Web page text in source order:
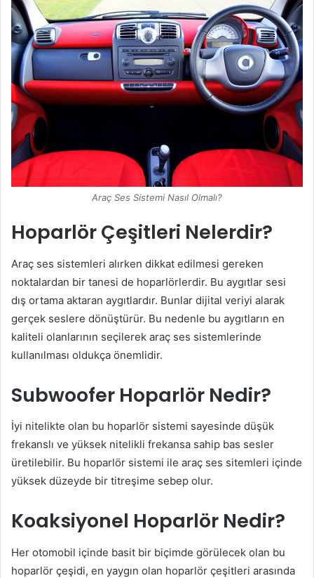
Araç Ses Sistemi Nasıl Olmalı?
Hoparlör Çeşitleri Nelerdir?
Araç ses sistemleri alırken dikkat edilmesi gereken
noktalardan bir tanesi de hoparlörlerdir. Bu aygıtlar sesi
dış ortama aktaran aygıtlardır. Bunlar dijital veriyi alarak
gerçek seslere dönüştürür. Bu nedenle bu aygıtların en
kaliteli olanlarının seçilerek araç ses sistemlerinde
kullanılması oldukça önemlidir.
Subwoofer Hoparlör Nedir?
İyi nitelikte olan bu hoparlör sistemi sayesinde düşük
frekanslı ve yüksek nitelikli frekansa sahip bas sesler
üretilebilir. Bu hoparlör sistemi ile araç ses sitemleri içinde
yüksek düzeyde bir titreşime sebep olur.
Koaksiyonel Hoparlör Nedir?
Her otomobil içinde basit bir biçimde görülecek olan bu
hoparlör çeşidi, en yaygın olan hoparlör çeşitleri arasında